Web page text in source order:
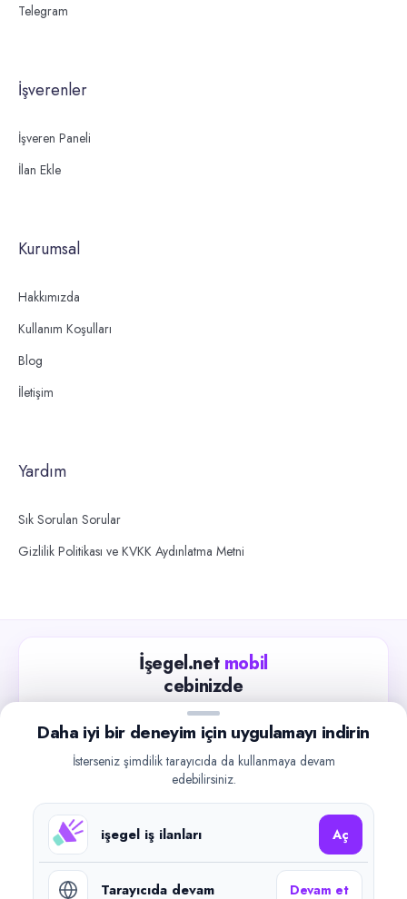
Telegram
İşverenler
İşveren Paneli
İlan Ekle
Kurumsal
Hakkımızda
Kullanım Koşulları
Blog
İletişim
Yardım
Sık Sorulan Sorular
Gizlilik Politikası ve KVKK Aydınlatma Metni
İşegel.net mobil
cebinizde
Güncel iş ilanlarını takip edin, işverenlerle hızlıca
iletişime geçin.
Google Play
©2026işegel.net. Tüm hakları saklıdır.
Daha iyi bir deneyim için uygulamayı indirin
İsterseniz şimdilik tarayıcıda da kullanmaya devam
edebilirsiniz.
işegel iş ilanları Aç
Tarayıcıda devam Devam et